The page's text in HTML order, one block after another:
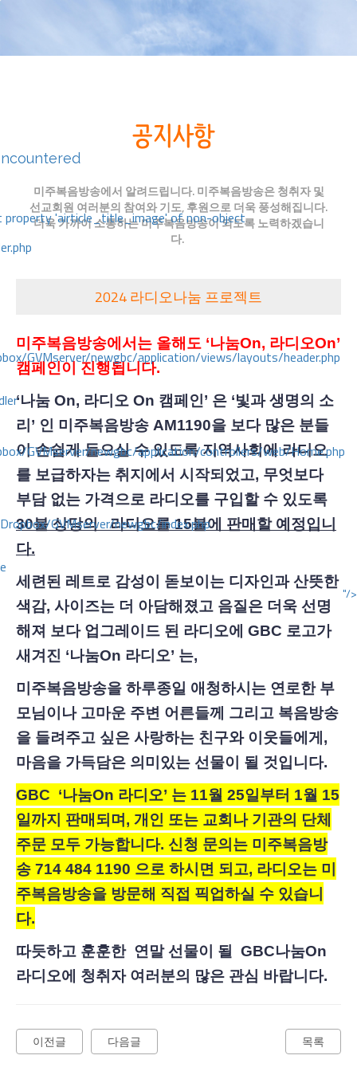
property 'airticle_title_image' of non-object
GVMserver/newgbc/application/views/layouts/header.php
GVMserver/newgbc/application/controllers/web/Home.php
GVMserver/newgbc/index.php
"/>
미주복음방송에서 알려드립니다. 미주복음방송은 청취자 및
선교회원 여러분의 참여와 기도, 후원으로 더욱 풍성해집니다.
더욱 가까이 소통하는 미주복음방송이 되도록 노력하겠습니
다.
2024 라디오나눔 프로젝트
미주복음방송에서는 올해도 ‘나눔On, 라디오On’
캠페인이 진행됩니다.
‘나눔 On, 라디오 On 캠페인’ 은 ‘빛과 생명의 소
리’ 인 미주복음방송 AM1190을 보다 많은 분들
이 손쉽게 들으실 수 있도록 지역사회에 라디오
를 보급하자는 취지에서 시작되었고, 무엇보다
부담 없는 가격으로 라디오를 구입할 수 있도록
30불 상당의 라디오를 15불에 판매할 예정입니
다.
세련된 레트로 감성이 돋보이는 디자인과 산뜻한
색감, 사이즈는 더 아담해졌고 음질은 더욱 선명
해져 보다 업그레이드 된 라디오에 GBC 로고가
새겨진 ‘나눔On 라디오’ 는,
미주복음방송을 하루종일 애청하시는 연로한 부
모님이나 고마운 주변 어른들께 그리고 복음방송
을 들려주고 싶은 사랑하는 친구와 이웃들에게 ,
마음을 가득담은 의미있는 선물이 될 것입니다.
GBC ‘나눔On 라디오’ 는 11월 25일부터 1월 15
일까지 판매되며, 개인 또는 교회나 기관의 단체
주문 모두 가능합니다. 신청 문의는 미주복음방
송 714 484 1190 으로 하시면 되고, 라디오는 미
주복음방송을 방문해 직접 픽업하실 수 있습니
다.
따듯하고 훈훈한연말 선물이 될 GBC나눔On
라디오에 청취자 여러분의 많은 관심 바랍니다.
다음글
이전글 목록